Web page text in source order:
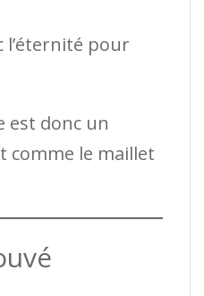
l’éternité pour
est donc un
comme le maillet